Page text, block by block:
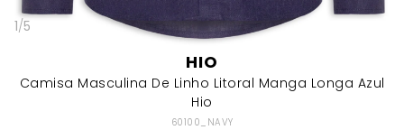
1/5
HIO
Camisa Masculina De Linho Litoral Manga Longa Azul
Hio
60100_NAVY